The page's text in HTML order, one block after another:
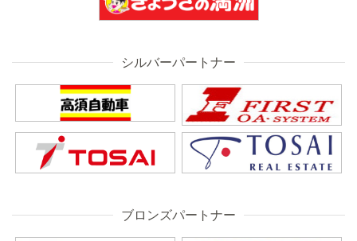
シルバーパートナー
ブロンズパートナー